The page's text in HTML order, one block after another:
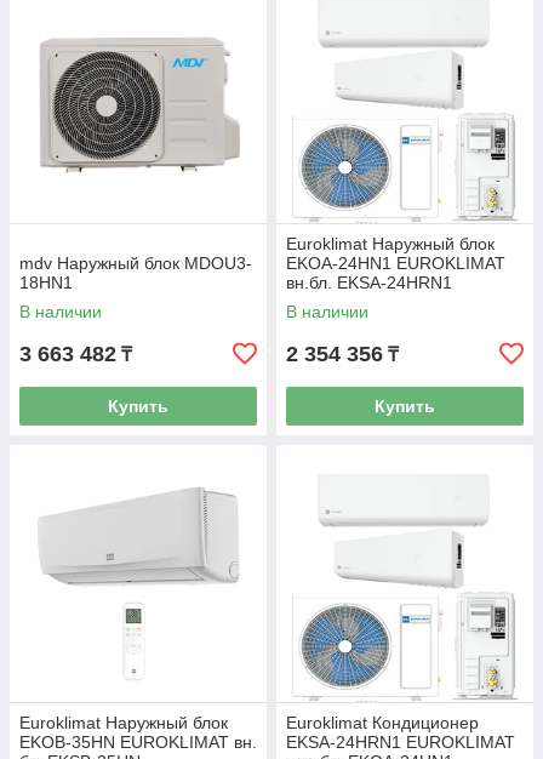
mdv Наружный блок MDOU3-
18HN1
В наличии
3 663 482 ₸
Купить
Euroklimat Наружный блок
EKOA-24HN1 EUROKLIMAT
вн.бл. EKSA-24HRN1
В наличии
2 354 356 ₸
Купить
Euroklimat Наружный блок
EKOB-35HN EUROKLIMAT вн.
Euroklimat Кондиционер
EKSA-24HRN1 EUROKLIMAT